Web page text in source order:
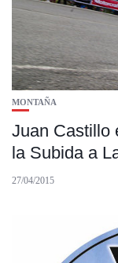
MONTAÑA
Juan Castillo
la Subida a
27/04/2015